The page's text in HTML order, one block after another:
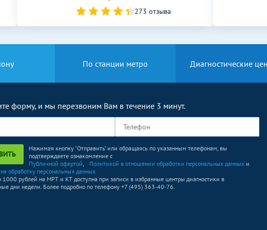
-
1330р.
-
1330 р.
-
1180р.
-
273 отзыва
По станции метро Диагностические
форму, и мы перезвоним Вам в течение 3 минут.
Нажимая кнопку "Отправить" или обращаясь по указанным телефонам, вы
подтверждаете ознакомление с
Публичной офертой, Политикой в отношении обработки персональных данных и
обработку персональных данных
1000 рублей на МРТ и КТ доступна при записи в избранные центры диагностики в
дни недели. Более подробно по телефону +7 (495) 363-40-76.